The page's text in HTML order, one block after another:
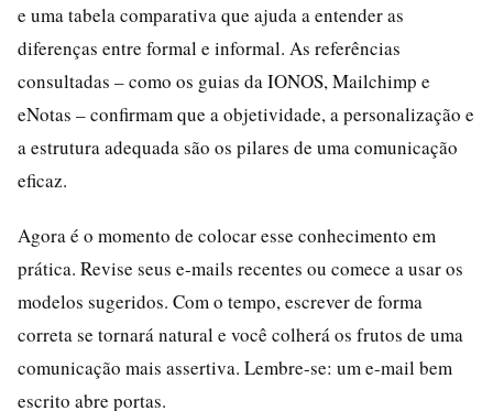
e uma tabela comparativa que ajuda a entender as
diferenças entre formal e informal. As referências
consultadas – como os guias da IONOS, Mailchimp e
eNotas – confirmam que a objetividade, a personalização e
a estrutura adequada são os pilares de uma comunicação
eficaz.
Agora é o momento de colocar esse conhecimento em
prática. Revise seus e-mails recentes ou comece a usar os
modelos sugeridos. Com o tempo, escrever de forma
correta se tornará natural e você colherá os frutos de uma
comunicação mais assertiva. Lembre-se: um e-mail bem
escrito abre portas.